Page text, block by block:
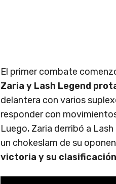
El primer combate
Zaria y Lash Legend
delantera con varios
responder con
Luego, Zaria derribó a
un chokeslam de su
victoria y su